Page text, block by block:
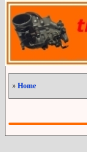
» Home